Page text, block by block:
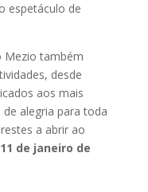
espetáculo de
Mezio também
desde
aos mais
alegria para toda
a abrir ao
de janeiro de